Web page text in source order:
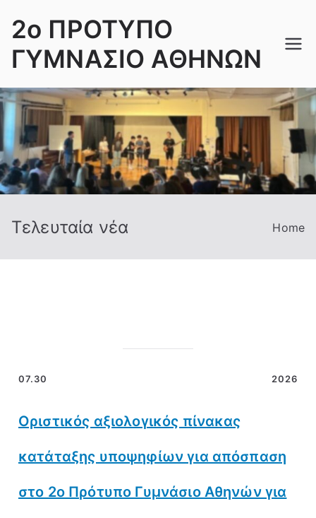
content
2ο ΠΡΟΤΥΠΟ
ΓΥΜΝΑΣΙΟ ΑΘΗΝΩΝ
Τελευταία νέα Home
07.30 2026
Οριστικός αξιολογικός πίνακας
κατάταξης υποψηφίων για απόσπαση
στο 2ο Πρότυπο Γυμνάσιο Αθηνών για